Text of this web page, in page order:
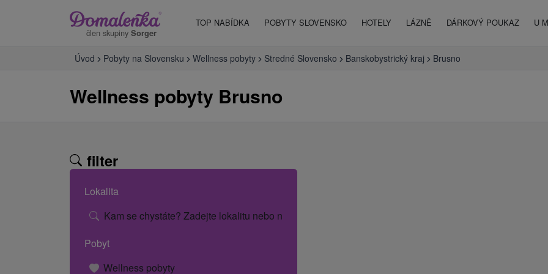
člen skupiny Sorger
TOP NABÍDKA POBYTY SLOVENSKO HOTELY LÁZNĚ DÁRKOVÝ POUKAZ U
Úvod Pobyty na Slovensku Wellness pobyty Stredné Slovensko Banskobystrický kraj Brusno
Wellness pobyty Brusno
filter
Lokalita
Kam se chystáte? Zadejte lokalitu nebo název hotelu.
Pobyt
Wellness pobyty